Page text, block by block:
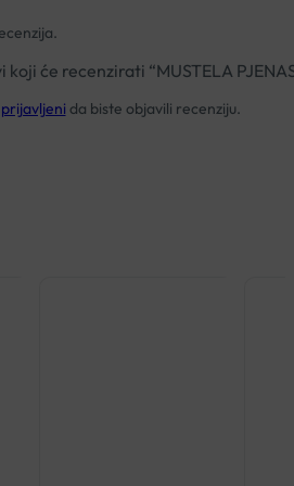
koji će recenzirati “MUSTELA
prijavljeni da biste objavili recenziju.